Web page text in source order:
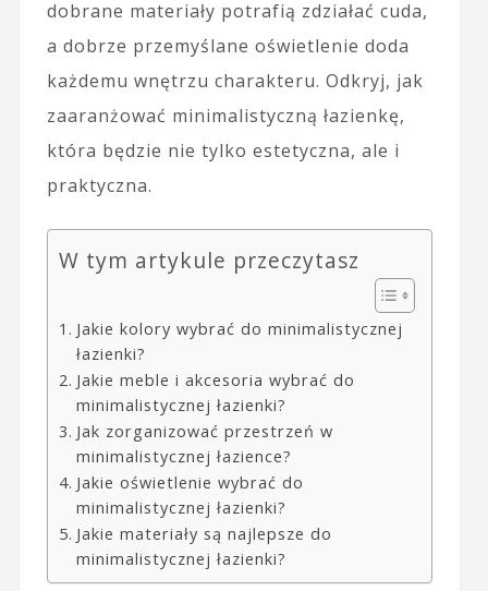
dobrane materiały potrafią zdziałać cuda,
a dobrze przemyślane oświetlenie doda
każdemu wnętrzu charakteru. Odkryj, jak
zaaranżować minimalistyczną łazienkę,
która będzie nie tylko estetyczna, ale i
praktyczna.
W tym artykule przeczytasz
Jakie kolory wybrać do minimalistycznej
łazienki?
Jakie meble i akcesoria wybrać do
minimalistycznej łazienki?
Jak zorganizować przestrzeń w
minimalistycznej łazience?
Jakie oświetlenie wybrać do
minimalistycznej łazienki?
Jakie materiały są najlepsze do
minimalistycznej łazienki?